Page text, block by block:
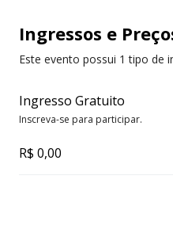
Ingressos e
Este evento possui 1 tipo de
Ingresso Gratuito
Inscreva-se para participar.
R$ 0,00